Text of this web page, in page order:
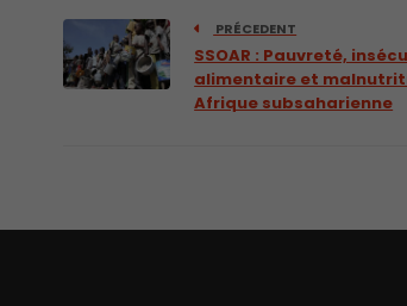
PRÉCEDENT
SSOAR : Pauvreté,
alimentaire et
Afrique subsaharienne